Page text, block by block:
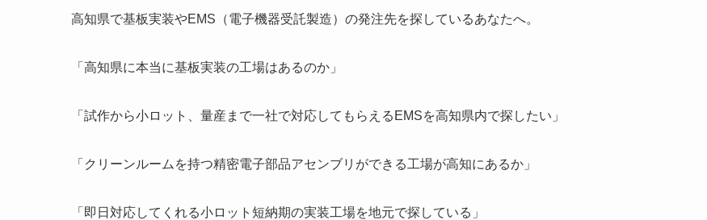
高知県で基板実装やEMS（電子機器受託製造）の発注先を探しているあなたへ。
「高知県に本当に基板実装の工場はあるのか」
「試作から小ロット、量産まで一社で対応してもらえるEMSを高知県内で探したい」
「クリーンルームを持つ精密電子部品アセンブリができる工場が高知にあるか」
「即日対応してくれる小ロット短納期の実装工場を地元で探している」